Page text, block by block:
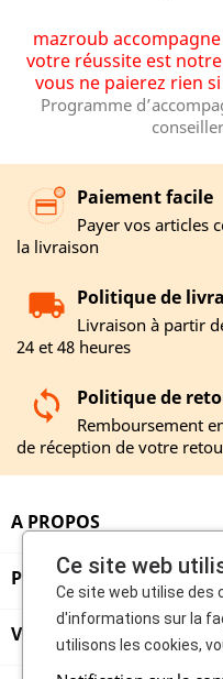
mazroub
votre réussite est
vous ne paierez rien
Programme
Paiement facile
Payer vos articles
la livraison
Politique de
Livraison à partir
24 et 48 heures
Politique de
Remboursement
de réception de votre
A PROPOS
PRODUITS
VENDEURS
Ce site web
Ce site web utilise des
d'informations sur la
utilisons les cookies,